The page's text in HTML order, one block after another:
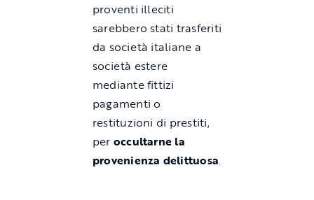
proventi illeciti
sarebbero stati trasferiti
da società italiane a
società estere
mediante fittizi
pagamenti o
restituzioni di prestiti,
per occultarne la
provenienza delittuosa.